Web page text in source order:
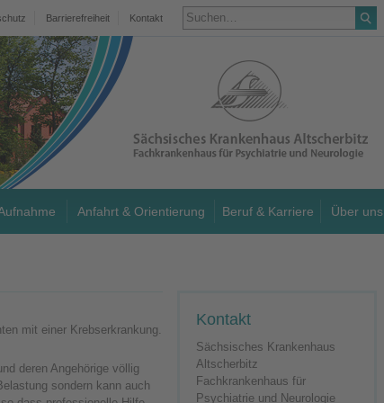
Barrierefreiheit Kontakt
Anfahrt & Orientierung Beruf & Karriere Über uns
mit einer Krebserkrankung.
deren Angehörige völlig
sondern kann auch
Kontakt
Sächsisches Krankenhaus
Altscherbitz
Fachkrankenhaus für
Psychiatrie und Neurologie